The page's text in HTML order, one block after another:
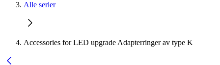
Alle serier
Accessories for LED upgrade Adapterringer av type K